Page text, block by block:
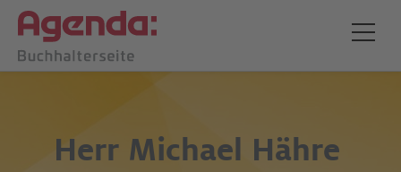
Herr Michael Hähre